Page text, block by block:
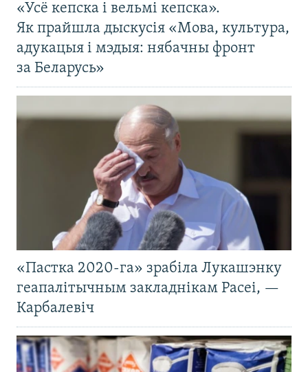
«Усё кепска і вельмі кепска».
Як прайшла дыскусія «Мова, культура,
адукацыя і мэдыя: нябачны фронт
за Беларусь»
«Пастка 2020-га» зрабіла Лукашэнку
геапалітычным закладнікам Расеі, —
Карбалевіч